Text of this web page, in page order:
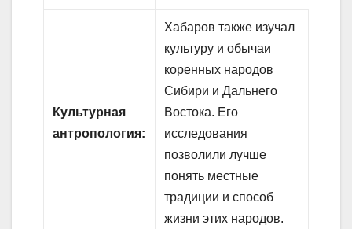
Культурная
антропология:
Хабаров также изучал
культуру и обычаи
коренных народов
Сибири и Дальнего
Востока. Его
исследования
позволили лучше
понять местные
традиции и способ
жизни этих народов.